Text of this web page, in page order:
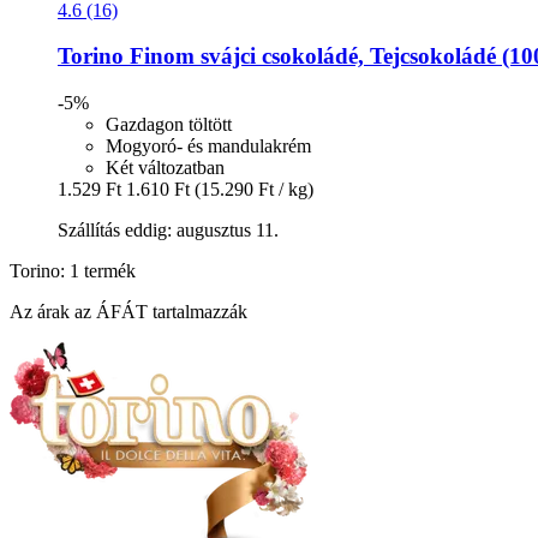
4.6 (16)
Torino Finom svájci csokoládé, Tejcsokoládé
-5%
Gazdagon töltött
Mogyoró- és mandulakrém
Két változatban
1.529 Ft 1.610 Ft (15.290 Ft / kg)
Szállítás eddig: augusztus 11.
Torino: 1 termék
Az árak az ÁFÁT tartalmazzák